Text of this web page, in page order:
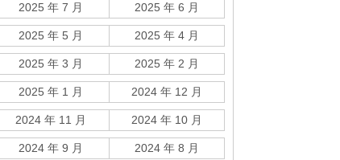
2025 年 7 月 2025 年 6 月
2025 年 5 月 2025 年 4 月
2025 年 3 月 2025 年 2 月
2025 年 1 月 2024 年 12 月
2024 年 11 月 2024 年 10 月
2024 年 9 月 2024 年 8 月